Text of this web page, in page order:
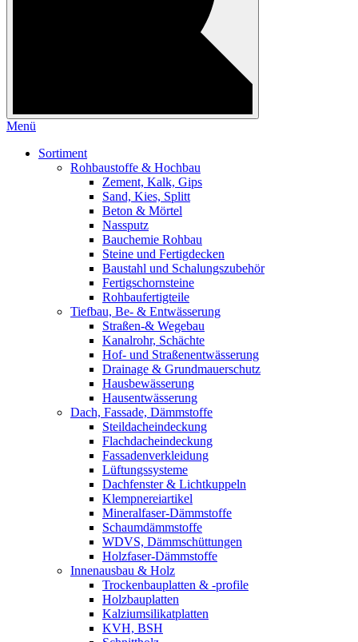
Menü
Sortiment
Rohbaustoffe & Hochbau
Zement, Kalk, Gips
Sand, Kies, Splitt
Beton & Mörtel
Nassputz
Bauchemie Rohbau
Steine und Fertigdecken
Baustahl und Schalungszubehör
Fertigschornsteine
Rohbaufertigteile
Tiefbau, Be- & Entwässerung
Straßen-& Wegebau
Kanalrohr, Schächte
Hof- und Straßenentwässerung
Drainage & Grundmauerschutz
Hausbewässerung
Hausentwässerung
Dach, Fassade, Dämmstoffe
Steildacheindeckung
Flachdacheindeckung
Fassadenverkleidung
Lüftungssysteme
Dachfenster & Lichtkuppeln
Klempnereiartikel
Mineralfaser-Dämmstoffe
Schaumdämmstoffe
WDVS, Dämmschüttungen
Holzfaser-Dämmstoffe
Innenausbau & Holz
Trockenbauplatten & -profile
Holzbauplatten
Kalziumsilikatplatten
KVH, BSH